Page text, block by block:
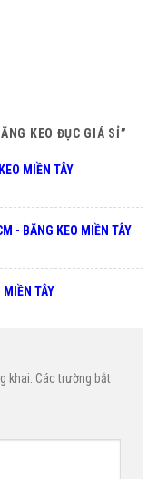
KEO ĐỤC GIÁ SỈ”
MIỀN TÂY
- BĂNG KEO MIỀN TÂY
TÂY
khai. Các trường bắt